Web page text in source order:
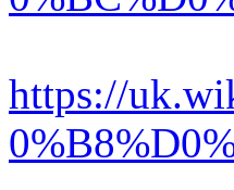
https://